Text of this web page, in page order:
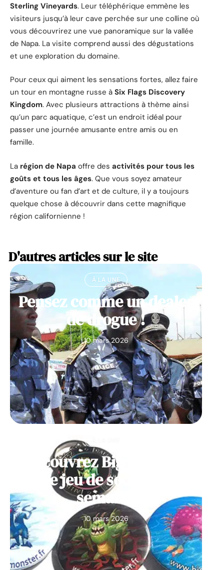
Sterling Vineyards. Leur téléphérique emmène les
visiteurs jusqu’à leur cave perchée sur une colline où
vous découvrirez une vue panoramique sur la vallée
de Napa. La visite comprend aussi des dégustations
et une exploration du domaine.
Pour ceux qui aiment les sensations fortes, allez faire
un tour en montagne russe à Six Flags Discovery
Kingdom. Avec plusieurs attractions à thème ainsi
qu’un parc aquatique, c’est un endroit idéal pour
passer une journée amusante entre amis ou en
famille.
La région de Napa offre des activités pour tous les
goûts et tous les âges. Que vous soyez amateur
d’aventure ou fan d’art et de culture, il y a toujours
quelque chose à découvrir dans cette magnifique
région californienne !
D'autres articles sur le site
À LA UNE
Pensez comme un dealer
de drogue !
10 mars 2026
Découvrez Big Monster,
notre jeu de société de la
semaine
10 mars 2026